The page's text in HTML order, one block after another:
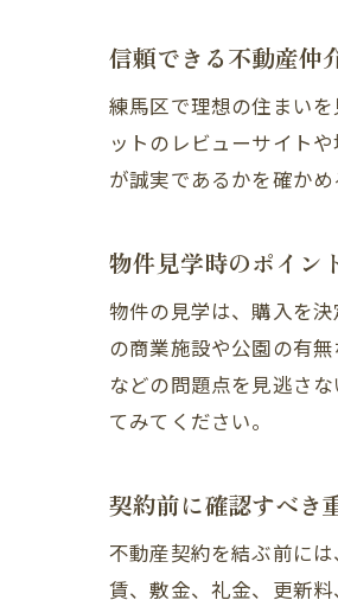
信頼できる不動産仲
練馬区で理想の住まい
ットのレビューサイト
が誠実であるかを確か
物件見学時のポイン
物件の見学は、購入を
の商業施設や公園の有
などの問題点を見逃さ
てみてください。
契約前に確認すべき
不動産契約を結ぶ前に
賃、敷金、礼金、更新